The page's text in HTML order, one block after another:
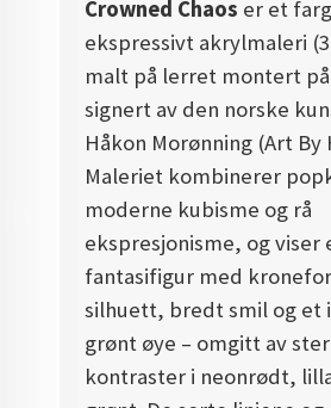
Crowned Chaos er et
ekspressivt akrylmaleri
malt på lerret montert
signert av den norske
Håkon Morønning (Art By
Maleriet kombinerer
moderne kubisme og rå
ekspresjonisme, og viser
fantasifigur med
silhuett, bredt smil og et
grønt øye – omgitt av
kontraster i neonrødt,